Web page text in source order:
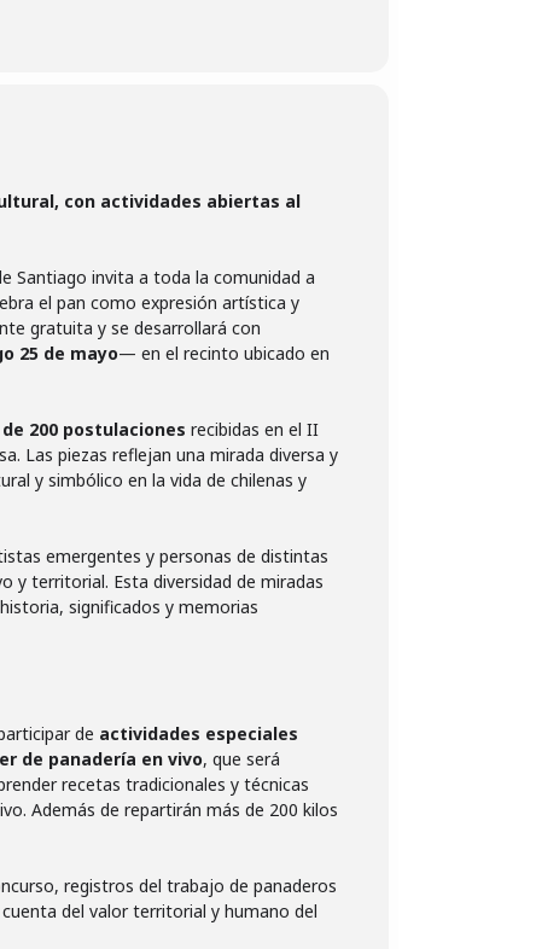
con actividades abiertas al
Santiago invita a toda la comunidad a
el pan como expresión artística y
gratuita y se desarrollará con
25 de mayo— en el recinto ubicado en
200 postulaciones recibidas en el II
Las piezas reflejan una mirada diversa y
y simbólico en la vida de chilenas y
emergentes y personas de distintas
y territorial. Esta diversidad de miradas
significados y memorias
de actividades especiales
de panadería en vivo, que será
recetas tradicionales y técnicas
Además de repartirán más de 200 kilos
registros del trabajo de panaderos
del valor territorial y humano del